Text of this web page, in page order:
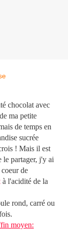
chocolat avec
ma petite
de temps en
sucrée
! Mais il est
le partager, j'y ai
de
à l'acidité de la
rond, carré ou
moyen: